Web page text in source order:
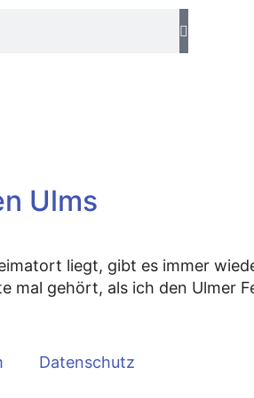
Ulms
liegt, gibt es immer
mal gehört, als ich den Ulmer
Datenschutz